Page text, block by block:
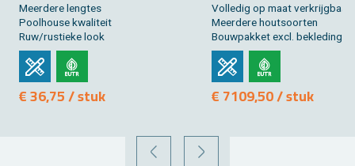
Meer­de­re leng­tes
Pool­hou­se kwa­li­teit
Ruw/rus­tie­ke look
€ 36,75 / stuk
Vol­le­dig op maat ver­krijg­baar
Meer­de­re hout­soor­ten
Bouw­pak­ket excl. be­kle­ding
€ 7109,50 / stuk